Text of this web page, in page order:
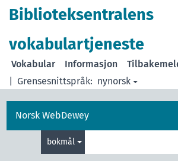
Biblioteksentralens
vokabulartjeneste
Grensesnittspråk: nynorsk
Vokabular Informasjon
Norsk WebDewey
bokmål